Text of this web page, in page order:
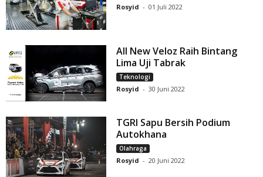
Rosyid - 01 Juli 2022
All New Veloz Raih Bintang
Lima Uji Tabrak
Teknologi
Rosyid - 30 Juni 2022
TGRI Sapu Bersih Podium
Autokhana
Olahraga
Rosyid - 20 Juni 2022